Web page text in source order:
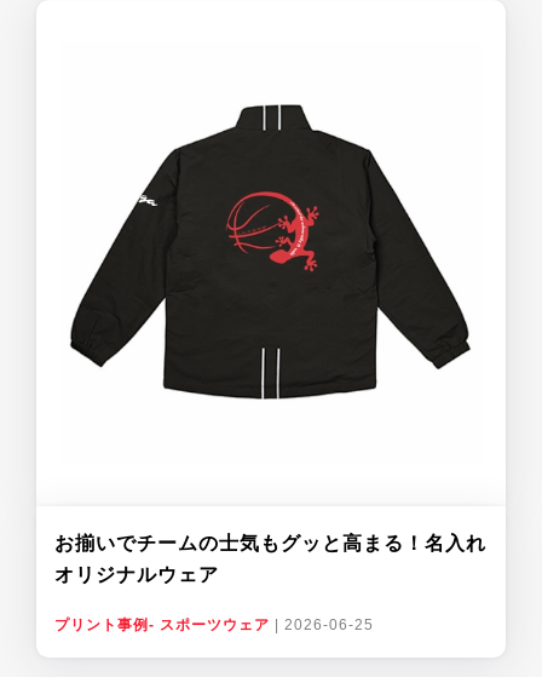
お揃いでチームの士気もグッと高まる！名入れ
オリジナルウェア
プリント事例- スポーツウェア 2026-06-25